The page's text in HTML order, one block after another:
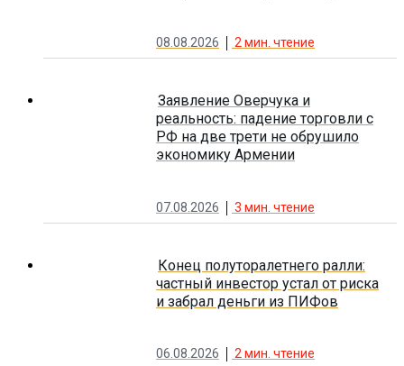
08.08.2026 2 мин. чтение
Заявление Оверчука и
реальность: падение торговли с
РФ на две трети не обрушило
экономику Армении
07.08.2026 3 мин. чтение
Конец полуторалетнего ралли:
частный инвестор устал от риска
и забрал деньги из ПИФов
06.08.2026 2 мин. чтение